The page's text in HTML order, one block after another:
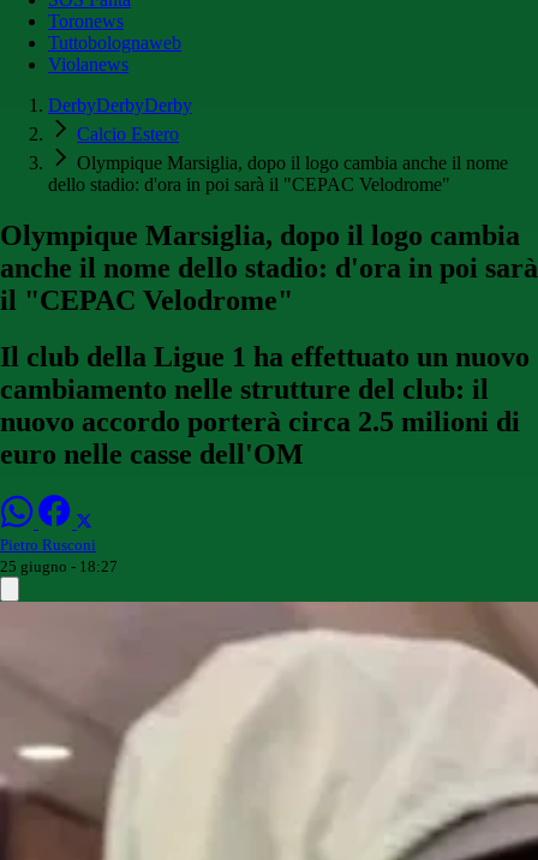
Toronews
Tuttobolognaweb
Violanews
DerbyDerbyDerby
Calcio Estero
Olympique Marsiglia, dopo il logo cambia anche il nome
dello stadio: d'ora in poi sarà il "CEPAC Velodrome"
Olympique Marsiglia, dopo il logo cambia
anche il nome dello stadio: d'ora in poi sarà
il "CEPAC Velodrome"
Il club della Ligue 1 ha effettuato un nuovo
cambiamento nelle strutture del club: il
nuovo accordo porterà circa 2.5 milioni di
euro nelle casse dell'OM
Pietro Rusconi
25 giugno - 18:27